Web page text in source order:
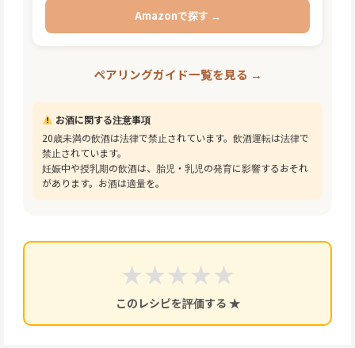
Amazonで探す →
ペアリングガイド一覧を見る →
お酒に関する注意事項
20歳未満の飲酒は法律で禁止されています。飲酒運転は法律で
禁止されています。
妊娠中や授乳期の飲酒は、胎児・乳児の発育に影響するおそれ
があります。お酒は適量を。
★
★
★
★
★
このレシピを評価する ★